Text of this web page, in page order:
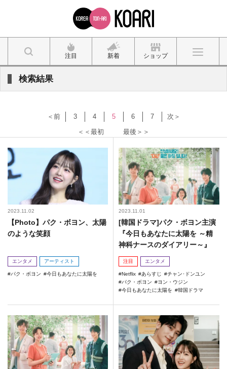
注目 新着 ショップ
検索結果
＜＜最初
＜前 3 4 5 6 7
次＞
最後＞＞
2023.11.02
【Photo】パク・ボヨン、太陽
のような笑顔
エンタメ アーティスト
パク・ボヨン 今日もあなたに太陽を
2023.11.01
[韓国ドラマ]パク・ボヨン主演
『今日もあなたに太陽を ～精
神科ナースのダイアリー～』
注目 エンタメ
Netflix あらすじ
チャン･ドンユン
パク・ボヨン
ヨン・ウジン
今日もあなたに太陽を
韓国ドラマ